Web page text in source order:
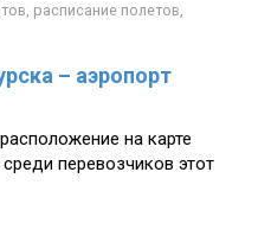
расписание полетов,
– аэропорт
на карте
перевозчиков этот